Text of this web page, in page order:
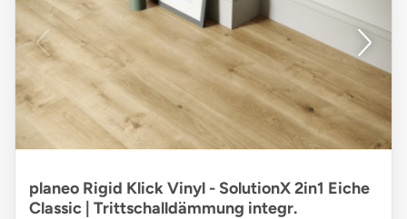
planeo Rigid Klick Vinyl - SolutionX 2in1 Eiche
Classic | Trittschalldämmung integr.